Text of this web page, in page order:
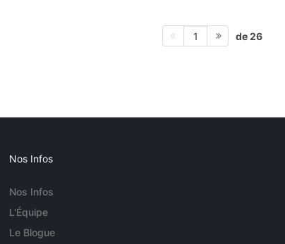
1 de 26
Nos Infos
Nos Infos
L'Équipe
Le Blogue